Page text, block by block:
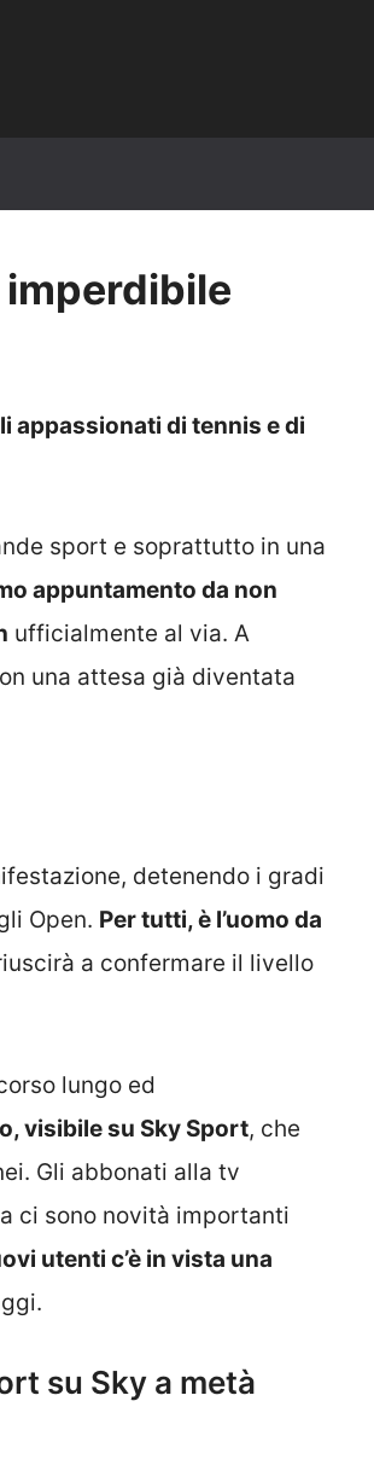
imperdibile
appassionati di tennis e di
sport e soprattutto in una
appuntamento da non
ufficialmente al via. A
una attesa già diventata
detenendo i gradi
Open. Per tutti, è l’uomo da
a confermare il livello
lungo ed
visibile su Sky Sport, che
Gli abbonati alla tv
ci sono novità importanti
utenti c’è in vista una
su Sky a metà